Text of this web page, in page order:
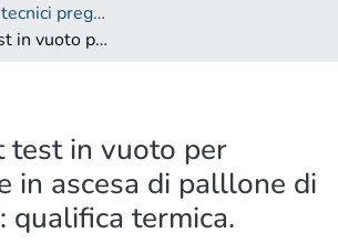
4.02 Rapporti tecnici pregressi
BaR-SPOrt test in vuoto per simulazione in ascesa di palllone di celle solari: qualifica termica.
test in vuoto per
in ascesa di palllone di
qualifica termica.